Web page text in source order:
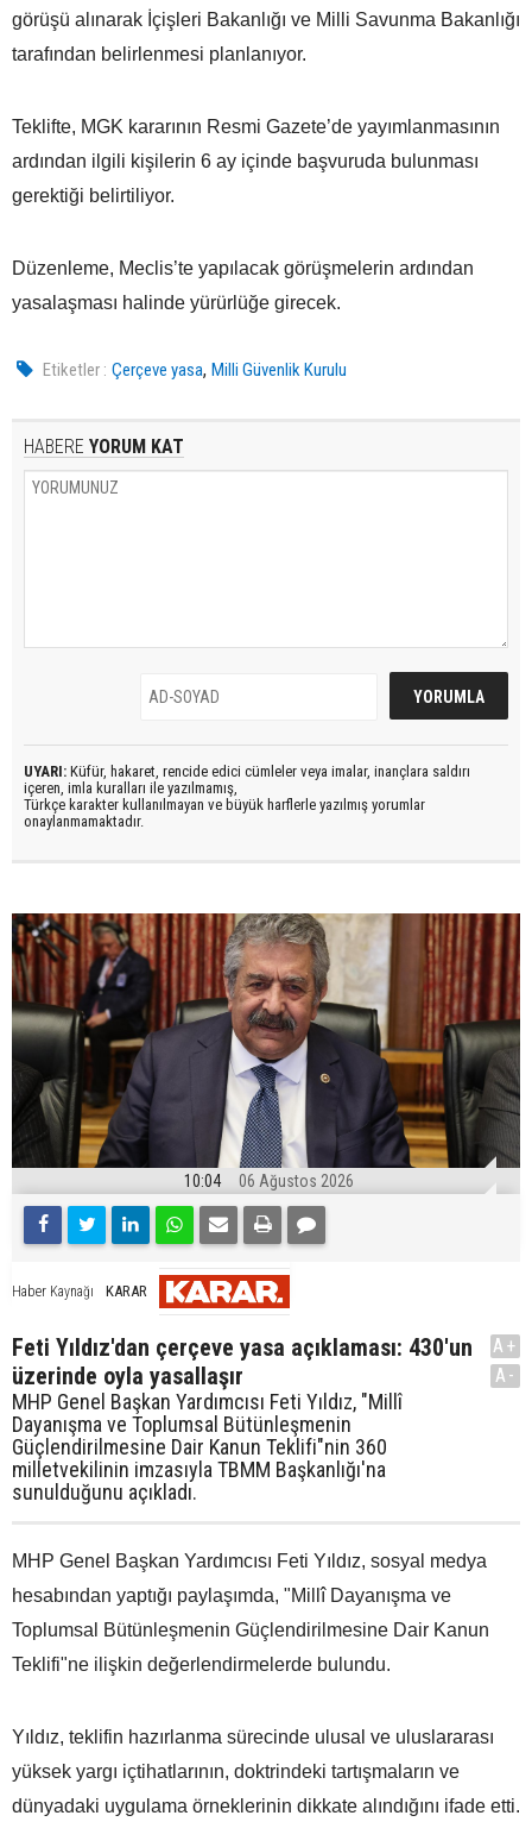
görüşü alınarak İçişleri Bakanlığı ve Milli Savunma Bakanlığı
tarafından belirlenmesi planlanıyor.
Teklifte, MGK kararının Resmi Gazete’de yayımlanmasının
ardından ilgili kişilerin 6 ay içinde başvuruda bulunması
gerektiği belirtiliyor.
Düzenleme, Meclis’te yapılacak görüşmelerin ardından
yasalaşması halinde yürürlüğe girecek.
Etiketler : Çerçeve yasa,Milli Güvenlik Kurulu
HABERE YORUM KAT
UYARI: Küfür, hakaret, rencide edici cümleler veya imalar, inançlara saldırı
içeren, imla kuralları ile yazılmamış,
Türkçe karakter kullanılmayan ve büyük harflerle yazılmış yorumlar
onaylanmamaktadır.
10:04 06 Ağustos 2026
Haber Kaynağı KARAR
Feti Yıldız'dan çerçeve yasa açıklaması: 430'un
üzerinde oyla yasallaşır
MHP Genel Başkan Yardımcısı Feti Yıldız, "Millî
Dayanışma ve Toplumsal Bütünleşmenin
Güçlendirilmesine Dair Kanun Teklifi"nin 360
milletvekilinin imzasıyla TBMM Başkanlığı'na
sunulduğunu açıkladı.
A+
A-
MHP Genel Başkan Yardımcısı Feti Yıldız, sosyal medya
hesabından yaptığı paylaşımda, "Millî Dayanışma ve
Toplumsal Bütünleşmenin Güçlendirilmesine Dair Kanun
Teklifi"ne ilişkin değerlendirmelerde bulundu.
Yıldız, teklifin hazırlanma sürecinde ulusal ve uluslararası
yüksek yargı içtihatlarının, doktrindeki tartışmaların ve
dünyadaki uygulama örneklerinin dikkate alındığını ifade etti.